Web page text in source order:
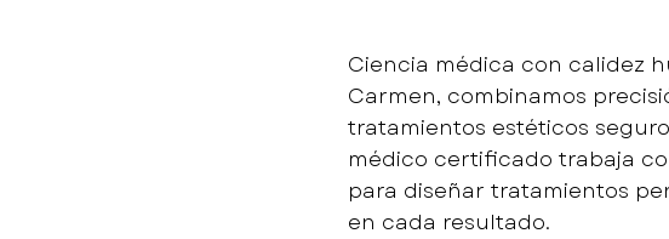
Ciencia médica con calidez
Carmen, combinamos
tratamientos estéticos
médico certificado trabaja
para diseñar tratamientos
en cada resultado.